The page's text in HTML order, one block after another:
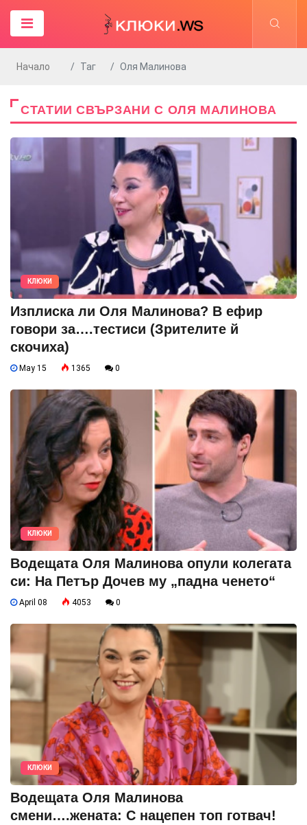
Начало Таг Оля Малинова
СТАТИИ СВЪРЗАНИ С ОЛЯ МАЛИНОВА
КЛЮКИ
Изплиска ли Оля Малинова? В ефир
говори за….тестиси (Зрителите й
скочиха)
May 15 1365 0
КЛЮКИ
Водещата Оля Малинова опули колегата
си: На Петър Дочев му „падна ченето“
April 08 4053 0
КЛЮКИ
Водещата Оля Малинова
смени….жената: С нацепен топ готвач!